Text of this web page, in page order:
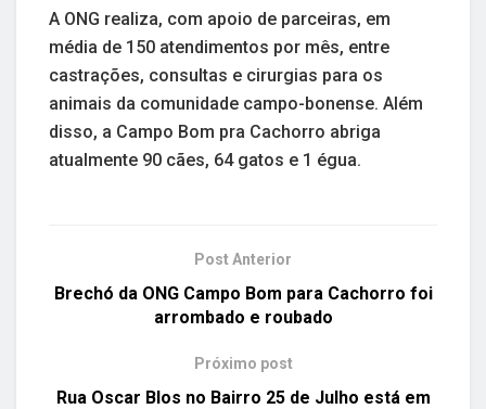
A ONG realiza, com apoio de parceiras, em
média de 150 atendimentos por mês, entre
castrações, consultas e cirurgias para os
animais da comunidade campo-bonense. Além
disso, a Campo Bom pra Cachorro abriga
atualmente 90 cães, 64 gatos e 1 égua.
Post Anterior
Brechó da ONG Campo Bom para Cachorro foi
arrombado e roubado
Próximo post
Rua Oscar Blos no Bairro 25 de Julho está em